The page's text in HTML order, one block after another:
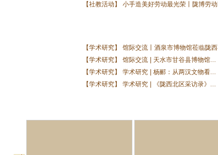
【社教活动】 小手造美好劳动最光荣丨陇博劳
【学术研究】 馆际交流丨酒泉市博物馆莅临陇
【学术研究】 馆际交流 | 天水市甘谷县博物馆...
【学术研究】 学术研究 | 杨郦：从两汉文物看...
【学术研究】 学术研究 | 《陇西北区采访录》...